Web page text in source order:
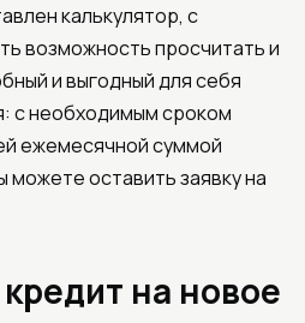
калькулятор, с
возможность просчитать и
и выгодный для себя
с необходимым сроком
ежемесячной суммой
можете оставить заявку на
на новое